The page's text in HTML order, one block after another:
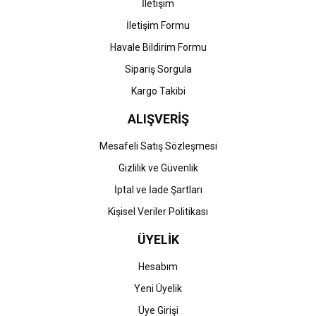
Gönder
İletişim
İletişim Formu
Havale Bildirim Formu
Sipariş Sorgula
Kargo Takibi
ALIŞVERİŞ
Mesafeli Satış Sözleşmesi
Gizlilik ve Güvenlik
İptal ve İade Şartları
Kişisel Veriler Politikası
ÜYELİK
Hesabım
Yeni Üyelik
Üye Girişi